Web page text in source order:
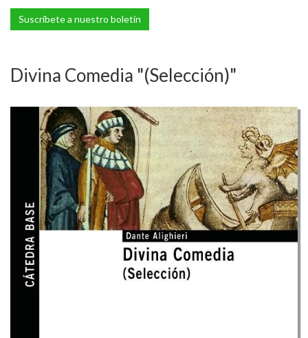
Suscríbete a nuestro boletín
Divina Comedia "(Selección)"